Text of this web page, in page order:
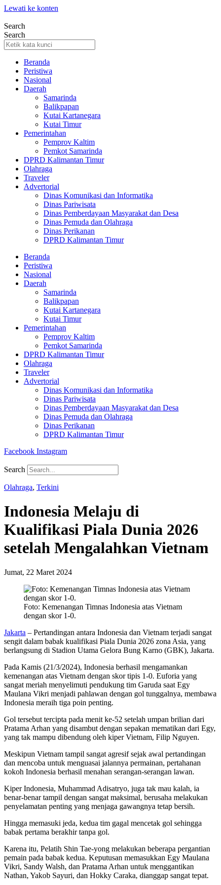
Lewati ke konten
Search
Search
Beranda
Peristiwa
Nasional
Daerah
Samarinda
Balikpapan
Kutai Kartanegara
Kutai Timur
Pemerintahan
Pemprov Kaltim
Pemkot Samarinda
DPRD Kalimantan Timur
Olahraga
Traveler
Advertorial
Dinas Komunikasi dan Informatika
Dinas Pariwisata
Dinas Pemberdayaan Masyarakat dan Desa
Dinas Pemuda dan Olahraga
Dinas Perikanan
DPRD Kalimantan Timur
Beranda
Peristiwa
Nasional
Daerah
Samarinda
Balikpapan
Kutai Kartanegara
Kutai Timur
Pemerintahan
Pemprov Kaltim
Pemkot Samarinda
DPRD Kalimantan Timur
Olahraga
Traveler
Advertorial
Dinas Komunikasi dan Informatika
Dinas Pariwisata
Dinas Pemberdayaan Masyarakat dan Desa
Dinas Pemuda dan Olahraga
Dinas Perikanan
DPRD Kalimantan Timur
Facebook Instagram
Search
Olahraga, Terkini
Indonesia Melaju di
Kualifikasi Piala Dunia 2026
setelah Mengalahkan Vietnam
Jumat, 22 Maret 2024
Foto: Kemenangan Timnas Indonesia atas Vietnam
dengan skor 1-0.
Jakarta – Pertandingan antara Indonesia dan Vietnam terjadi sangat
sengit dalam babak kualifikasi Piala Dunia 2026 zona Asia, yang
berlangsung di Stadion Utama Gelora Bung Karno (GBK), Jakarta.
Pada Kamis (21/3/2024), Indonesia berhasil mengamankan
kemenangan atas Vietnam dengan skor tipis 1-0. Euforia yang
sangat meriah menyelimuti pendukung tim Garuda saat Egy
Maulana Vikri menjadi pahlawan dengan gol tunggalnya, membawa
Indonesia meraih tiga poin penting.
Gol tersebut tercipta pada menit ke-52 setelah umpan brilian dari
Pratama Arhan yang disambut dengan sepakan mematikan dari Egy,
yang tak mampu dibendung oleh kiper Vietnam, Filip Nguyen.
Meskipun Vietnam tampil sangat agresif sejak awal pertandingan
dan mencoba untuk menguasai jalannya permainan, pertahanan
kokoh Indonesia berhasil menahan serangan-serangan lawan.
Kiper Indonesia, Muhammad Adisatryo, juga tak mau kalah, ia
benar-benar tampil dengan sangat maksimal, berusaha melakukan
penyelamatan penting yang menjaga gawangnya tetap bersih.
Hingga memasuki jeda, kedua tim gagal mencetak gol sehingga
babak pertama berakhir tanpa gol.
Karena itu, Pelatih Shin Tae-yong melakukan beberapa pergantian
pemain pada babak kedua. Keputusan memasukkan Egy Maulana
Vikri, Sandy Walsh, dan Pratama Arhan untuk menggantikan
Nathan, Yakob Sayuri, dan Hokky Caraka, dianggap sangat tepat.